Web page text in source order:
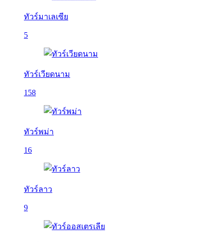
ทัวร์มาเลเซีย
5
ทัวร์เวียดนาม
158
ทัวร์พม่า
16
ทัวร์ลาว
9